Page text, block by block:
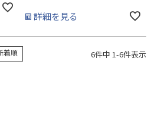
詳細を見る
着順 6件中 1-6件表示